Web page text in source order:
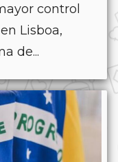
control
Lisboa,
de...